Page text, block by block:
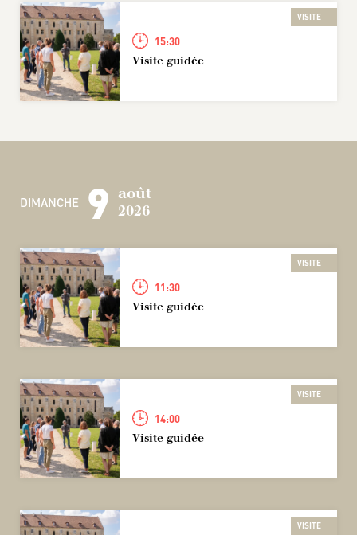
15:30
VISITE
Visite guidée
DIMANCHE 9 août
2026
11:30
VISITE
Visite guidée
14:00
VISITE
Visite guidée
VISITE